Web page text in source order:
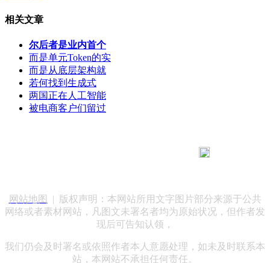
相关文章
尔后者是业内首个
而是单元Token的实
而是从底层架构就
若何找到生成式
两国正在人工智能
被电商客户们留过
网站地图
| 版权声明：本网站所用文字图片部分来源于公共
网络或者素材网站，凡图文未署名者均为原始状况，但作者发
现后可告知认领，
我们仍会及时署名或依照作者本人意愿处理，如未及时联系本
站，本网站不承担任何责任。